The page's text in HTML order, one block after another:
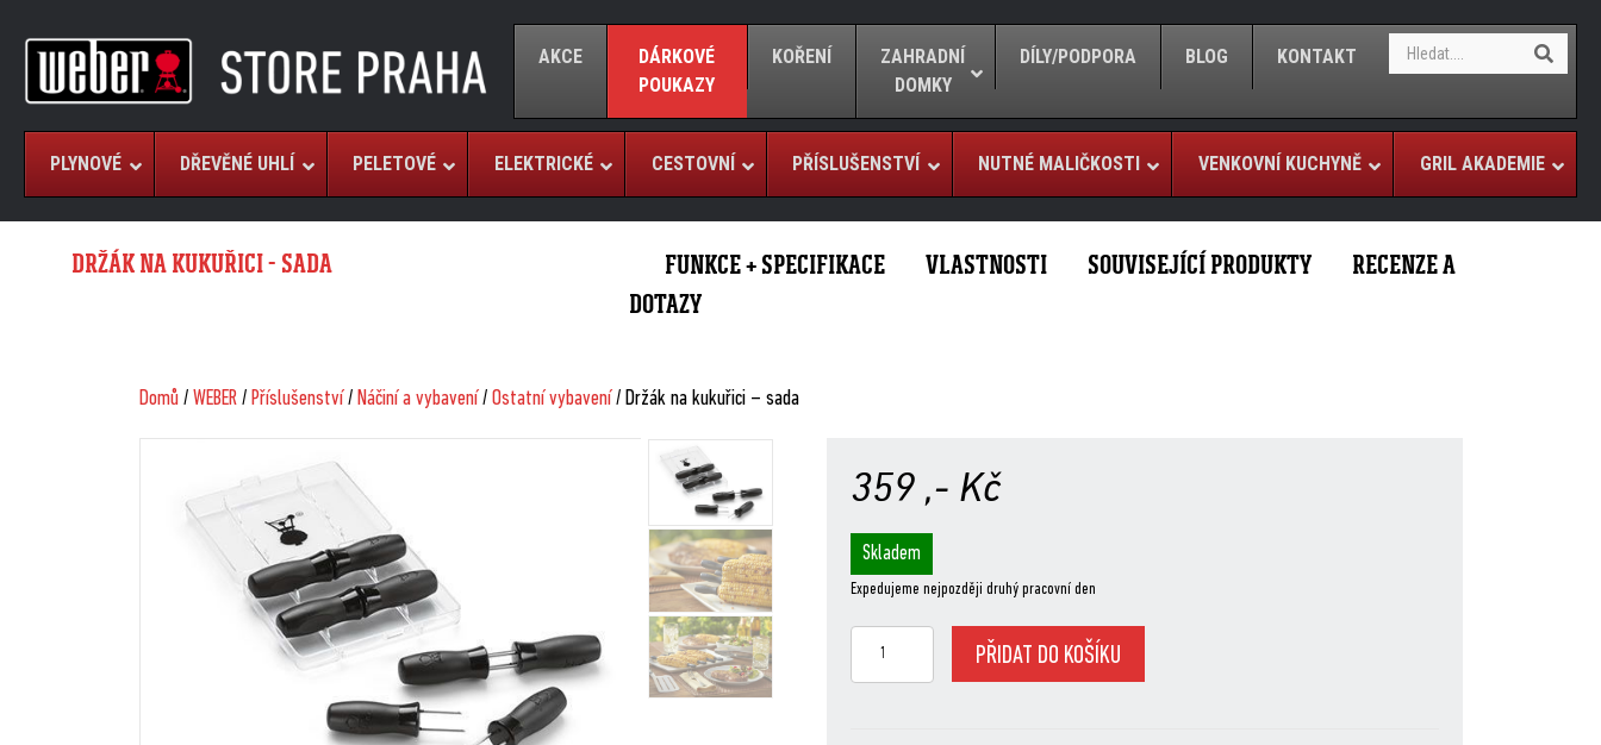
AKCE
DÁRKOVÉ
POUKAZY
KOŘENÍ
ZAHRADNÍ
DOMKY
DÍLY/PODPORA BLOG KONTAKT
r
c
h
e
c
PLYNOVÉ DŘEVĚNÉ UHLÍ PELETOVÉ ELEKTRICKÉ CESTOVNÍ PŘÍSLUŠENSTVÍ NUTNÉ MALIČKOSTI VENKOVNÍ KUCHYNĚ GRIL AKADEMIE
DRŽÁK NA KUKUŘICI - SADA FUNKCE + SPECIFIKACE VLASTNOSTI SOUVISEJÍCÍ PRODUKTY
RECENZE A
DOTAZY
Domů/ WEBER/ Příslušenství/ Náčiní a vybavení/ Ostatní vybavení/ Držák na kukuřici – sada
359 ,- Kč
Skladem
Expedujeme nejpozději druhý pracovní den
Držák
PŘIDAT DO KOŠÍKU